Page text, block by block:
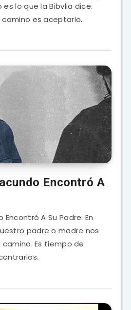
lo que la Bibvlia dice.
es aceptarlo.
Encontró A
Encontró A Su Padre: En
padre o madre nos
Es tiempo de